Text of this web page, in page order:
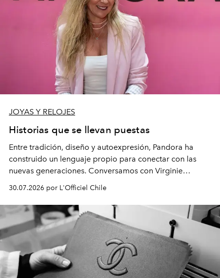
JOYAS Y RELOJES
Historias que se llevan puestas
Entre tradición, diseño y autoexpresión, Pandora ha
construido un lenguaje propio para conectar con las
nuevas generaciones. Conversamos con Virginie
Dubray, la responsable de marketing para
Latinoamérica, sobre identidad, cultura y el valor
emocional que hoy define a la joyería contemporánea.
30.07.2026 por L'Officiel Chile